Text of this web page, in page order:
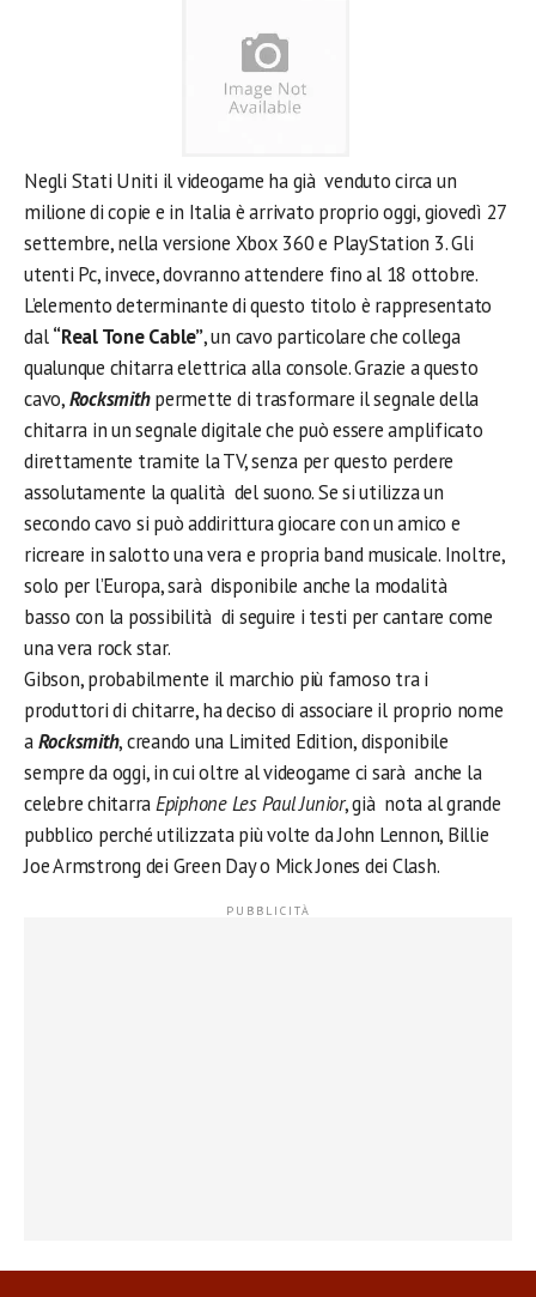
Negli Stati Uniti il videogame ha già venduto circa un
milione di copie e in Italia è arrivato proprio oggi, giovedì 27
settembre, nella versione Xbox 360 e PlayStation 3. Gli
utenti Pc, invece, dovranno attendere fino al 18 ottobre.
L’elemento determinante di questo titolo è rappresentato
dal“Real Tone Cable”, un cavo particolare che collega
qualunque chitarra elettrica alla console. Grazie a questo
cavo,Rocksmithpermette di trasformare il segnale della
chitarra in un segnale digitale che può essere amplificato
direttamente tramite la TV, senza per questo perdere
assolutamente la qualità del suono. Se si utilizza un
secondo cavo si può addirittura giocare con un amico e
ricreare in salotto una vera e propria band musicale. Inoltre,
solo per l’Europa, sarà disponibile anche la modalità
basso con la possibilità di seguire i testi per cantare come
una vera rock star.
Gibson, probabilmente il marchio più famoso tra i
produttori di chitarre, ha deciso di associare il proprio nome
aRocksmith, creando una Limited Edition, disponibile
sempre da oggi, in cui oltre al videogame ci sarà anche la
celebre chitarraEpiphone Les Paul Junior, già nota al grande
pubblico perché utilizzata più volte da John Lennon, Billie
Joe Armstrong dei Green Day o Mick Jones dei Clash.